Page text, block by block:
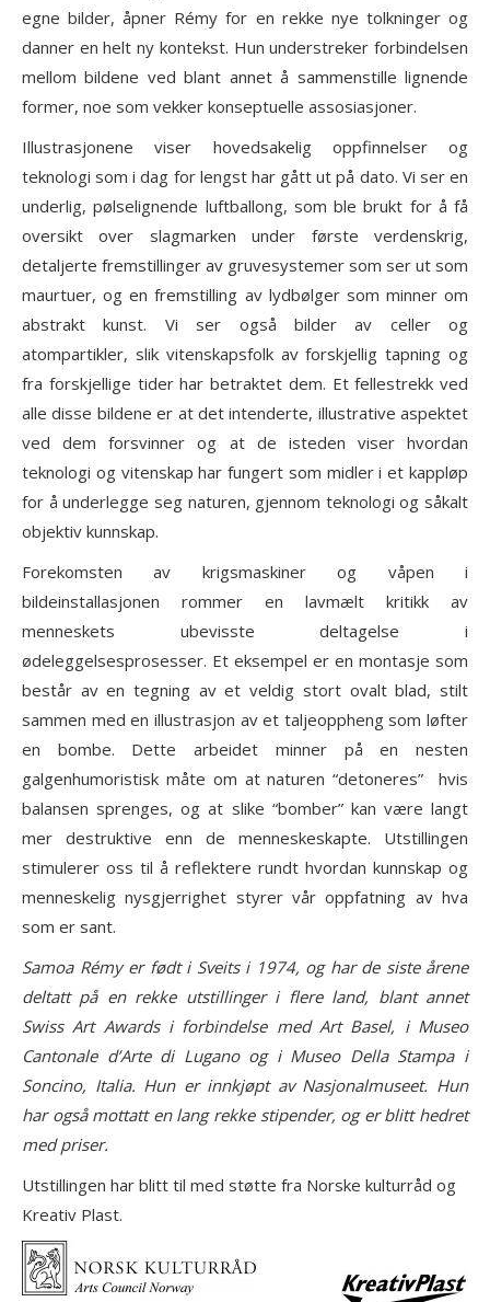
egne bilder, åpner Rémy for en rekke nye tolkninger og
danner en helt ny kontekst. Hun understreker forbindelsen
mellom bildene ved blant annet å sammenstille lignende
former, noe som vekker konseptuelle assosiasjoner.
Illustrasjonene viser hovedsakelig oppfinnelser og
teknologi som i dag for lengst har gått ut på dato. Vi ser en
underlig, pølselignende luftballong, som ble brukt for å få
oversikt over slagmarken under første verdenskrig,
detaljerte fremstillinger av gruvesystemer som ser ut som
maurtuer, og en fremstilling av lydbølger som minner om
abstrakt kunst. Vi ser også bilder av celler og
atompartikler, slik vitenskapsfolk av forskjellig tapning og
fra forskjellige tider har betraktet dem. Et fellestrekk ved
alle disse bildene er at det intenderte, illustrative aspektet
ved dem forsvinner og at de isteden viser hvordan
teknologi og vitenskap har fungert som midler i et kappløp
for å underlegge seg naturen, gjennom teknologi og såkalt
objektiv kunnskap.
Forekomsten av krigsmaskiner og våpen i
bildeinstallasjonen rommer en lavmælt kritikk av
menneskets ubevisste deltagelse i
ødeleggelsesprosesser. Et eksempel er en montasje som
består av en tegning av et veldig stort ovalt blad, stilt
sammen med en illustrasjon av et taljeoppheng som løfter
en bombe. Dette arbeidet minner på en nesten
galgenhumoristisk måte om at naturen “detoneres” hvis
balansen sprenges, og at slike “bomber” kan være langt
mer destruktive enn de menneskeskapte. Utstillingen
stimulerer oss til å reflektere rundt hvordan kunnskap og
menneskelig nysgjerrighet styrer vår oppfatning av hva
som er sant.
Samoa Rémy er født i Sveits i 1974, og har de siste årene
deltatt på en rekke utstillinger i flere land, blant annet
Swiss Art Awards i forbindelse med Art Basel, i Museo
Cantonale d’Arte di Lugano og i Museo Della Stampa i
Soncino, Italia. Hun er innkjøpt av Nasjonalmuseet. Hun
har også mottatt en lang rekke stipender, og er blitt hedret
med priser.
Utstillingen har blitt til med støtte fra Norske kulturråd og
Kreativ Plast.